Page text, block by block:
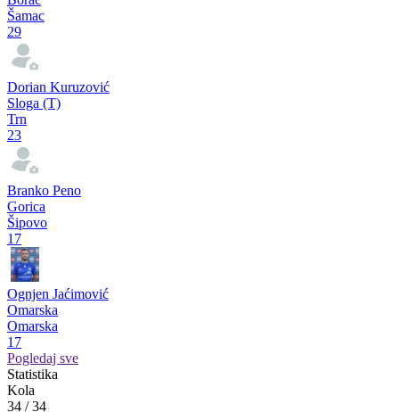
Druge lige
pre godinu dana
Crni Vrh želi da ostane u Drugoj ligi "Zapad" ako se ukaže prilika
Pogledaj više
Strelci
Branko Rosić
Omarska
Omarska
29
Petar Marčeta
Borac
Šamac
29
Dorian Kuruzović